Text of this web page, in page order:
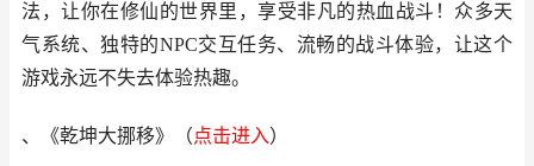
法，让你在修仙的世界里，享受非凡的热血战斗！众多天
气系统、独特的NPC交互任务、流畅的战斗体验，让这个
游戏永远不失去体验热趣。
、《乾坤大挪移》 （点击进入）